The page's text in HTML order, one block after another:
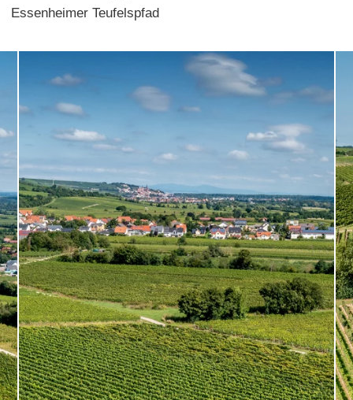
Essenheimer Teufelspfad